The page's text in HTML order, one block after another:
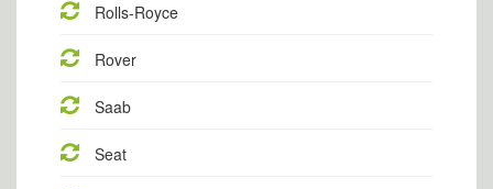
Rolls-Royce
Rover
Saab
Seat